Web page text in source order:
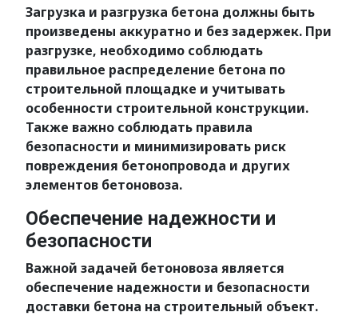
Загрузка и разгрузка бетона должны быть
произведены аккуратно и без задержек. При
разгрузке, необходимо соблюдать
правильное распределение бетона по
строительной площадке и учитывать
особенности строительной конструкции.
Также важно соблюдать правила
безопасности и минимизировать риск
повреждения бетонопровода и других
элементов бетоновоза.
Обеспечение надежности и
безопасности
Важной задачей бетоновоза является
обеспечение надежности и безопасности
доставки бетона на строительный объект.